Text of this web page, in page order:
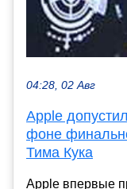
04:28, 02 Авг
Apple
фоне
Тима Кука
Apple впервые